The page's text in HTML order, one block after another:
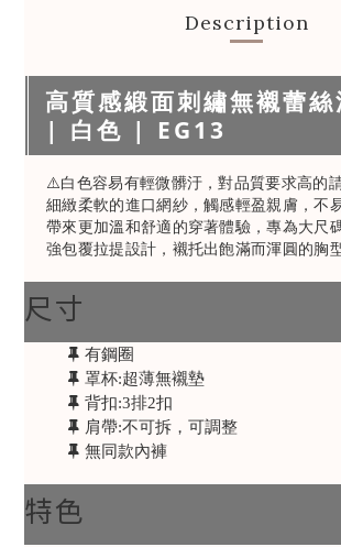
Description
高質感緞面刺繡無襯蕾
| 白色 | EG13
⚠️白色容易有輕微髒汙，對品質要求高的
細緻柔軟的進口網紗，觸感輕盈親膚，不
帶來更加溫和舒適的穿著體驗，專為大尺
強包覆拉提設計，襯托出飽滿而渾圓的胸型
尺寸
有鋼圈
罩杯:超薄無襯墊
背扣:3排2扣
肩帶:不可拆，可調整
無同款內褲
特色